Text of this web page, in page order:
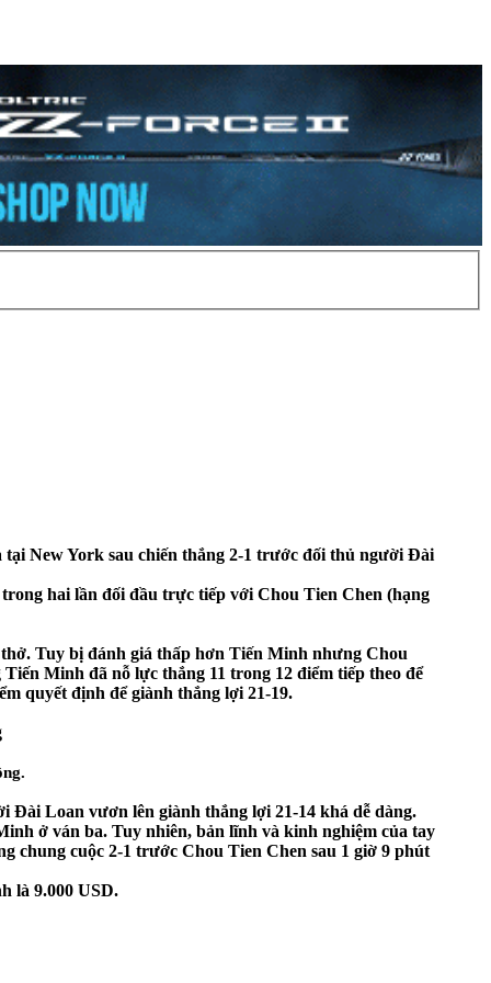
New York sau chiến thắng 2-1 trước đối thủ người Đài
hai lần đối đầu trực tiếp với Chou Tien Chen (hạng
Tuy bị đánh giá thấp hơn Tiến Minh nhưng Chou
Minh đã nỗ lực thắng 11 trong 12 điểm tiếp theo để
quyết định để giành thắng lợi 21-19.
Đài Loan vươn lên giành thắng lợi 21-14 khá dễ dàng.
ở ván ba. Tuy nhiên, bản lĩnh và kinh nghiệm của tay
chung cuộc 2-1 trước Chou Tien Chen sau 1 giờ 9 phút
là 9.000 USD.